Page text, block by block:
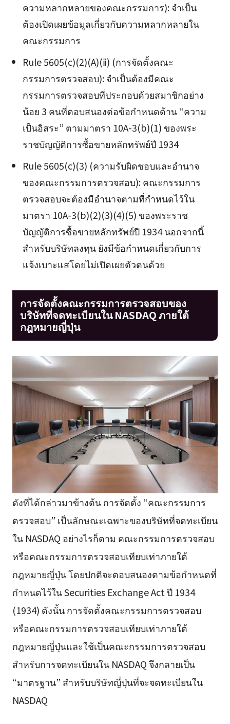
ความหลากหลายของคณะกรรมการ): จำเป็น
ต้องเปิดเผยข้อมูลเกี่ยวกับความหลากหลายใน
คณะกรรมการ
Rule 5605(c)(2)(A)(ⅱ) (การจัดตั้งคณะ
กรรมการตรวจสอบ): จำเป็นต้องมีคณะ
กรรมการตรวจสอบที่ประกอบด้วยสมาชิกอย่าง
น้อย 3 คนที่ตอบสนองต่อข้อกำหนดด้าน “ความ
เป็นอิสระ” ตามมาตรา 10A-3(b)(1) ของพระ
ราชบัญญัติการซื้อขายหลักทรัพย์ปี 1934
Rule 5605(c)(3) (ความรับผิดชอบและอำนาจ
ของคณะกรรมการตรวจสอบ): คณะกรรมการ
ตรวจสอบจะต้องมีอำนาจตามที่กำหนดไว้ใน
มาตรา 10A-3(b)(2)(3)(4)(5) ของพระราช
บัญญัติการซื้อขายหลักทรัพย์ปี 1934 นอกจากนี้
สำหรับบริษัทลงทุน ยังมีข้อกำหนดเกี่ยวกับการ
แจ้งเบาะแสโดยไม่เปิดเผยตัวตนด้วย
การจัดตั้งคณะกรรมการตรวจสอบของ
บริษัทที่จดทะเบียนใน NASDAQ ภายใต้
กฎหมายญี่ปุ่น
ดังที่ได้กล่าวมาข้างต้น การจัดตั้ง “คณะกรรมการ
ตรวจสอบ” เป็นลักษณะเฉพาะของบริษัทที่จดทะเบียน
ใน NASDAQ อย่างไรก็ตาม คณะกรรมการตรวจสอบ
หรือคณะกรรมการตรวจสอบเทียบเท่าภายใต้
กฎหมายญี่ปุ่น โดยปกติจะตอบสนองตามข้อกำหนดที่
กำหนดไว้ใน Securities Exchange Act ปี 1934
(1934) ดังนั้น การจัดตั้งคณะกรรมการตรวจสอบ
หรือคณะกรรมการตรวจสอบเทียบเท่าภายใต้
กฎหมายญี่ปุ่นและใช้เป็นคณะกรรมการตรวจสอบ
สำหรับการจดทะเบียนใน NASDAQ จึงกลายเป็น
“มาตรฐาน” สำหรับบริษัทญี่ปุ่นที่จะจดทะเบียนใน
NASDAQ